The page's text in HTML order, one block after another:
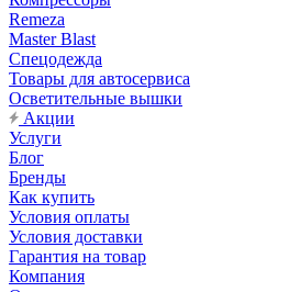
Remeza
Master Blast
Спецодежда
Товары для автосервиса
Осветительные вышки
Акции
Услуги
Блог
Бренды
Как купить
Условия оплаты
Условия доставки
Гарантия на товар
Компания